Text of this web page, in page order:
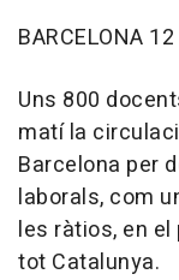
BARCELONA
Uns 800
matí la
Barcelona per
laborals, com
les ràtios, en
tot Catalunya.